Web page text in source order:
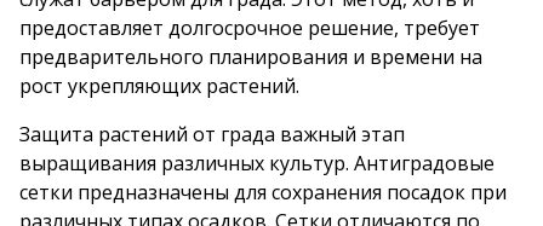
предоставляет долгосрочное решение, требует
предварительного планирования и времени на
рост укрепляющих растений.
Защита растений от града важный этап
выращивания различных культур. Антиградовые
сетки предназначены для сохранения посадок при